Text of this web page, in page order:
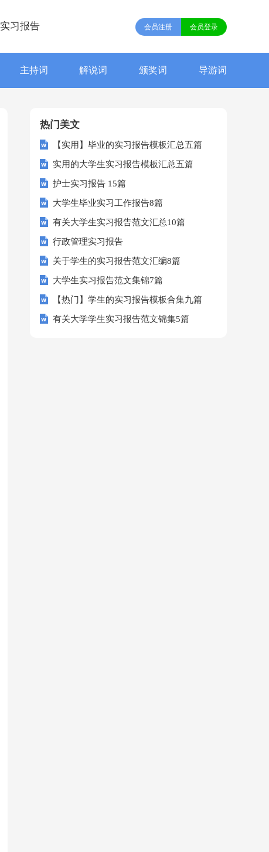
实习报告 会员登录
会员注册
主持词 解说词 颁奖词 导游词
热门美文
【实用】毕业的实习报告模板汇总五篇
实用的大学生实习报告模板汇总五篇
护士实习报告 15篇
大学生毕业实习工作报告8篇
有关大学生实习报告范文汇总10篇
行政管理实习报告
关于学生的实习报告范文汇编8篇
大学生实习报告范文集锦7篇
【热门】学生的实习报告模板合集九篇
有关大学学生实习报告范文锦集5篇